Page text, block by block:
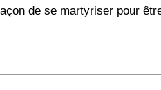
de se martyriser pour